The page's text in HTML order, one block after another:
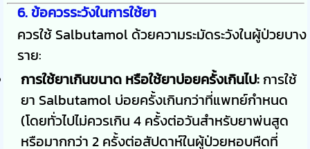
6. ข้อควรระวังในการใช้ยา
ควรใช้ Salbutamol ด้วยความระมัดระวังในผู้ป่วยบาง
ราย:
การใช้ยาเกินขนาด หรือใช้ยาบ่อยครั้งเกินไป:การใช้
ยา Salbutamol บ่อยครั้งเกินกว่าที่แพทย์กำหนด
(โดยทั่วไปไม่ควรเกิน 4 ครั้งต่อวันสำหรับยาพ่นสูด
หรือมากกว่า 2 ครั้งต่อสัปดาห์ในผู้ป่วยหอบหืดที่